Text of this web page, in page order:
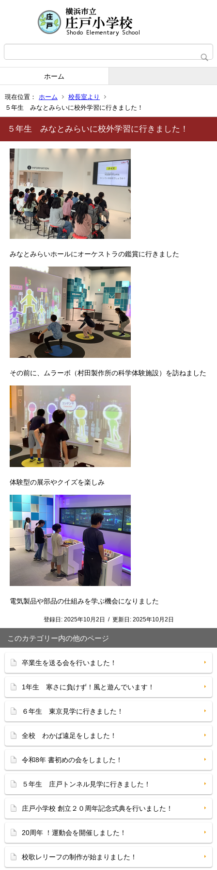
ホーム
現在位置： ホーム
校長室より
５年生 みなとみらいに校外学習に行きました！
５年生 みなとみらいに校外学習に行きました！
みなとみらいホールにオーケストラの鑑賞に行きました
その前に、ムラーボ（村田製作所の科学体験施設）を訪ねました
体験型の展示やクイズを楽しみ
電気製品や部品の仕組みを学ぶ機会になりました
登録日: 2025年10月2日 / 更新日: 2025年10月2日
このカテゴリー内の他のページ
卒業生を送る会を行いました！
1年生 寒さに負けず！風と遊んでいます！
６年生 東京見学に行きました！
全校 わかば遠足をしました！
令和8年 書初めの会をしました！
５年生 庄戸トンネル見学に行きました！
庄戸小学校 創立２０周年記念式典を行いました！
20周年 ！運動会を開催しました！
校歌レリーフの制作が始まりました！